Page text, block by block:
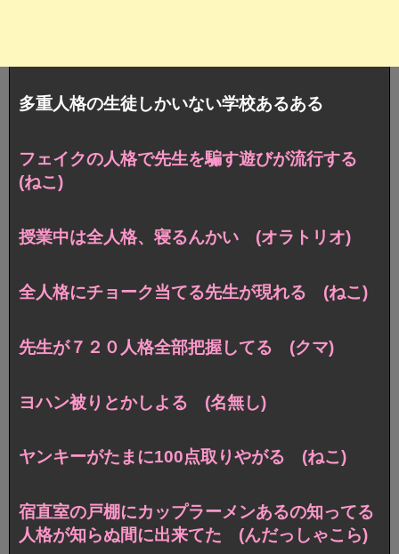
多重人格の生徒しかいない学校あるある
フェイクの人格で先生を騙す遊びが流行する
(ねこ)
授業中は全人格、寝るんかい (オラトリオ)
全人格にチョーク当てる先生が現れる (ねこ)
先生が７２０人格全部把握してる (クマ)
ヨハン被りとかしよる (名無し)
ヤンキーがたまに100点取りやがる (ねこ)
宿直室の戸棚にカップラーメンあるの知ってる
人格が知らぬ間に出来てた (んだっしゃこら)